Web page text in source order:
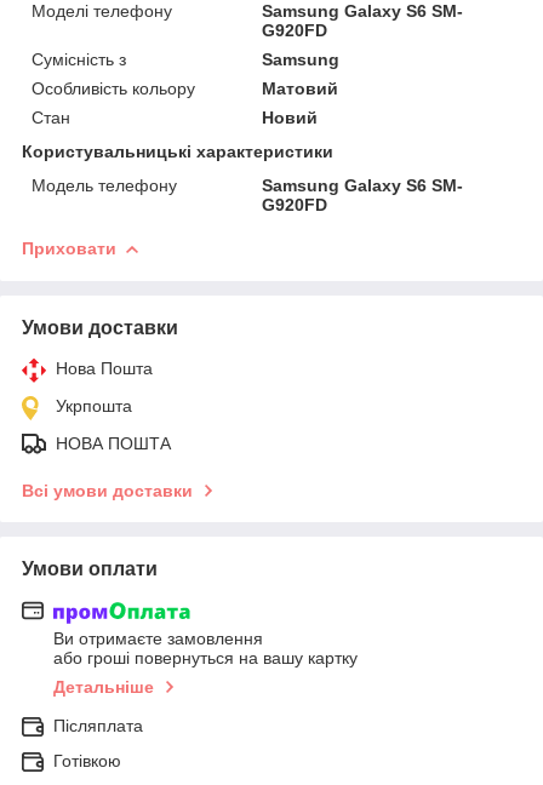
Моделі телефону
Samsung Galaxy S6 SM-
G920FD
Сумісність з
Samsung
Особливість кольору
Матовий
Стан
Новий
Користувальницькі характеристики
Модель телефону
Samsung Galaxy S6 SM-
G920FD
Приховати
Умови доставки
Нова Пошта
Укрпошта
НОВА ПОШТА
Всі умови доставки
Умови оплати
Ви отримаєте замовлення
або гроші повернуться на вашу картку
Детальніше
Післяплата
Готівкою